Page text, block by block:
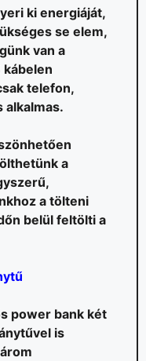
ki energiáját,
se elem,
van a
telefon,
alkalmas.
a
a tölteni
belül feltölti a
power bank két
is